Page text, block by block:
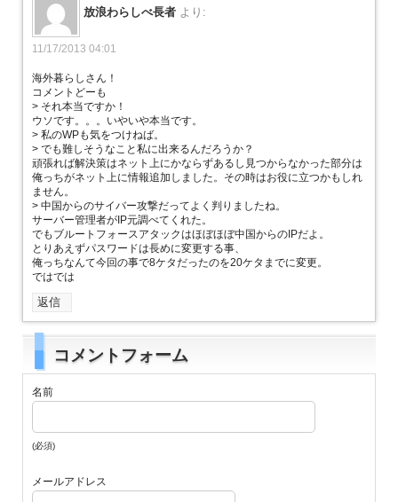
放浪わらしべ長者 より:
11/17/2013 04:01
海外暮らしさん！
コメントどーも
> それ本当ですか！
ウソです。。。いやいや本当です。
> 私のWPも気をつけねば。
> でも難しそうなこと私に出来るんだろうか？
頑張れば解決策はネット上にかならずあるし見つからなかった部分は
俺っちがネット上に情報追加しました。その時はお役に立つかもしれ
ません。
> 中国からのサイバー攻撃だってよく判りましたね。
サーバー管理者がIP元調べてくれた。
でもブルートフォースアタックはほぼほぼ中国からのIPだよ。
とりあえずパスワードは長めに変更する事、
俺っちなんて今回の事で8ケタだったのを20ケタまでに変更。
ではでは
返信
コメントフォーム
名前
(必須)
メールアドレス